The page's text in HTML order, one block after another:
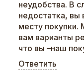
неудобства. В
недостатка, вы
месту покупки.
вам варианты
что вы –наш
Ответить